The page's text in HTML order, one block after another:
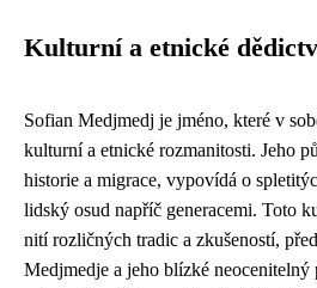
Kulturní a etnické
Sofian Medjmedj je jméno, které v
kulturní a etnické rozmanitosti. Jeho
historie a migrace, vypovídá o
lidský osud napříč generacemi. Toto
nití rozličných tradic a zkušeností,
Medjmedje a jeho blízké neocenitelný